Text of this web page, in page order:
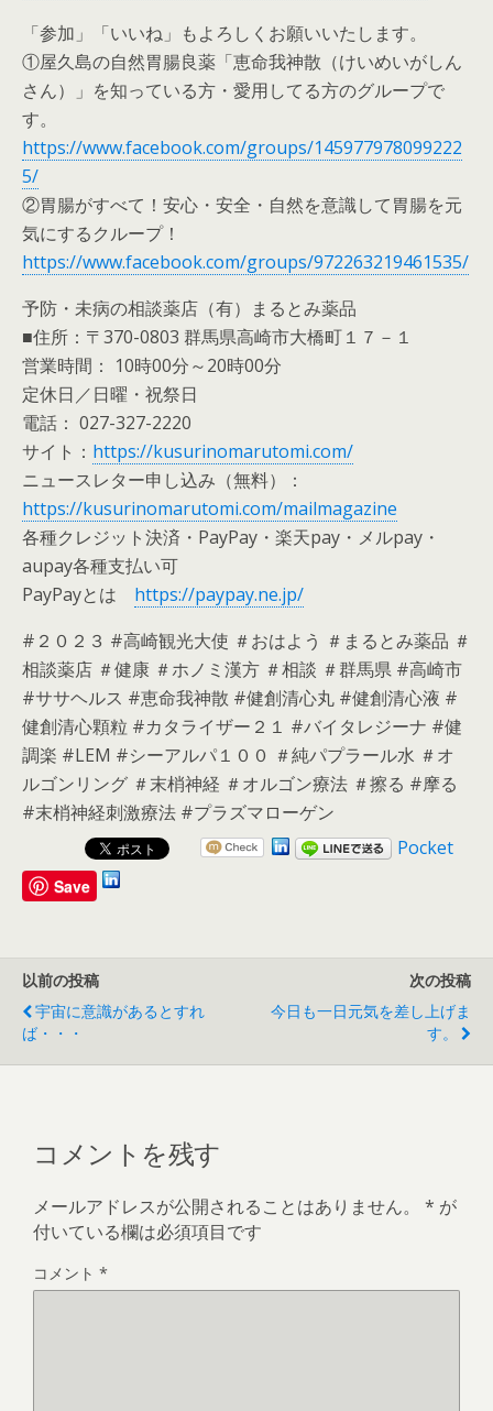
「参加」「いいね」もよろしくお願いいたします。
①屋久島の自然胃腸良薬「恵命我神散（けいめいがしん
さん）」を知っている方・愛用してる方のグループで
す。
https://www.facebook.com/groups/145977978099222
5/
②胃腸がすべて！安心・安全・自然を意識して胃腸を元
気にするクループ！
https://www.facebook.com/groups/972263219461535/
予防・未病の相談薬店（有）まるとみ薬品
■住所：〒370-0803 群馬県高崎市大橋町１７－１
営業時間： 10時00分～20時00分
定休日／日曜・祝祭日
電話： 027-327-2220
サイト： https://kusurinomarutomi.com/
ニュースレター申し込み（無料）：
https://kusurinomarutomi.com/mailmagazine
各種クレジット決済・PayPay・楽天pay・メルpay・
aupay各種支払い可
PayPayとは https://paypay.ne.jp/
#２０２３ #高崎観光大使 ＃おはよう ＃まるとみ薬品 ＃
相談薬店 ＃健康 ＃ホノミ漢方 ＃相談 ＃群馬県 #高崎市
#ササヘルス #恵命我神散 #健創清心丸 #健創清心液 #
健創清心顆粒 #カタライザー２１ #バイタレジーナ #健
調楽 #LEM #シーアルパ１００ ＃純パプラール水 ＃オ
ルゴンリング ＃末梢神経 ＃オルゴン療法 ＃擦る #摩る
#末梢神経刺激療法 #プラズマローゲン
Pocket
Save
以前の投稿
宇宙に意識があるとすれ
ば・・・
次の投稿
今日も一日元気を差し上げま
す。
コメントを残す
メールアドレスが公開されることはありません。 * が
付いている欄は必須項目です
コメント *